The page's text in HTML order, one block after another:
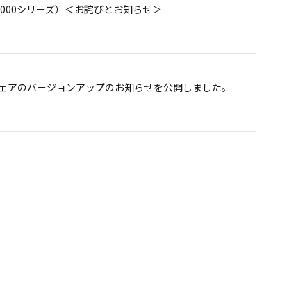
シリーズ）＜お詫びとお知らせ＞
のバージョンアップのお知らせを公開しました。
あらためて重要なお願い＞
お詫びとお知らせ＞